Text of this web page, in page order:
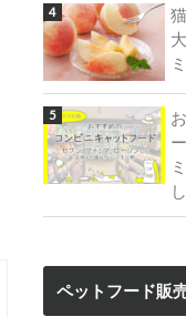
ペットフード販